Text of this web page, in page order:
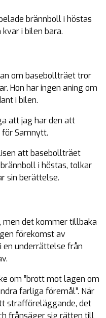
brännboll i höstas
i bilen bara.
om basebollträet tror
Hon har ingen aning om
i bilen.
att jag har den att
Samnytt.
att basebollträet
i höstas, tolkar
sin berättelse.
men det kommer tillbaka
förekomst av
en underrättelse från
om ”brott mot lagen om
farliga föremål”. När
strafföreläggande, det
frånsäger sig rätten till